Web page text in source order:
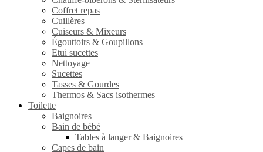
Coffret repas
Cuillères
Cuiseurs & Mixeurs
Égouttoirs & Goupillons
Etui sucettes
Nettoyage
Sucettes
Tasses & Gourdes
Thermos & Sacs isothermes
Toilette
Baignoires
Bain de bébé
Tables à langer & Baignoires
Capes de bain